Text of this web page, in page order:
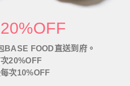
BASE FOOD直送到府。
20%OFF
次10%OFF